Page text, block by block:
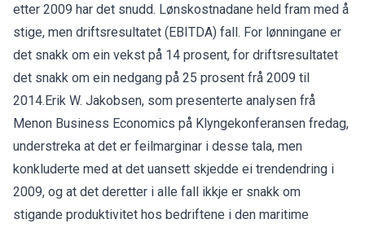
etter 2009 har det snudd. Lønskostnadane held fram med å
stige, men driftsresultatet (EBITDA) fall. For lønningane er
det snakk om ein vekst på 14 prosent, for driftsresultatet
det snakk om ein nedgang på 25 prosent frå 2009 til
2014.Erik W. Jakobsen, som presenterte analysen frå
Menon Business Economics på Klyngekonferansen fredag,
understreka at det er feilmarginar i desse tala, men
konkluderte med at det uansett skjedde ei trendendring i
2009, og at det deretter i alle fall ikkje er snakk om
stigande produktivitet hos bedriftene i den maritime